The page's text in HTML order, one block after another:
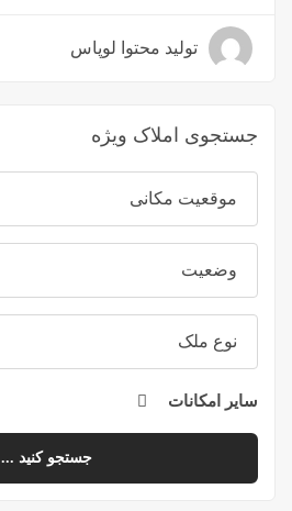
جستجوی املاک ویژه
موقعیت مکانی
وضعیت
نوع ملک
سایر امکانات
جستجو کنید ...
تولید محتوا لوپاس